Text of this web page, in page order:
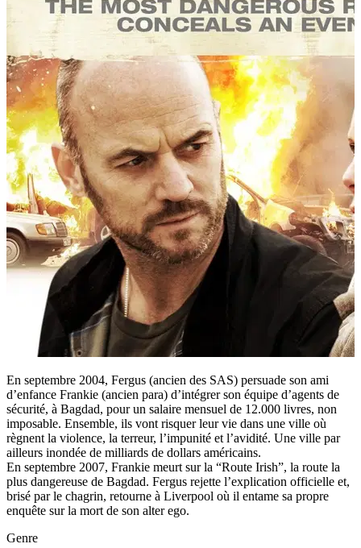
En septembre 2004, Fergus (ancien des SAS) persuade son ami
d’enfance Frankie (ancien para) d’intégrer son équipe d’agents de
sécurité, à Bagdad, pour un salaire mensuel de 12.000 livres, non
imposable. Ensemble, ils vont risquer leur vie dans une ville où
règnent la violence, la terreur, l’impunité et l’avidité. Une ville par
ailleurs inondée de milliards de dollars américains.
En septembre 2007, Frankie meurt sur la “Route Irish”, la route la
plus dangereuse de Bagdad. Fergus rejette l’explication officielle et,
brisé par le chagrin, retourne à Liverpool où il entame sa propre
enquête sur la mort de son alter ego.
Genre